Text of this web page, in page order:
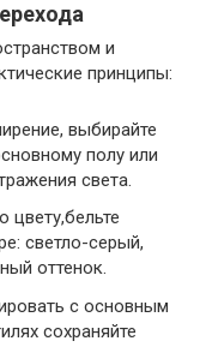
и
принципы:
выбирайте
полу или
света.
цвету,бельте
светло-серый,
оттенок.
с основным
сохраняйте